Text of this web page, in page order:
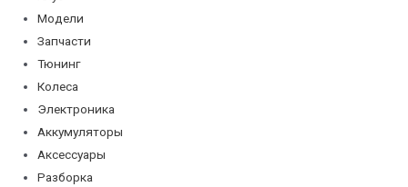
Модели
Запчасти
Тюнинг
Колеса
Электроника
Аккумуляторы
Аксессуары
Разборка